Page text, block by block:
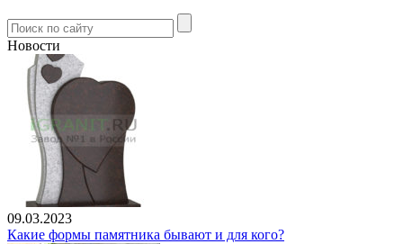
Новости
09.03.2023
Какие формы памятника бывают и для кого?